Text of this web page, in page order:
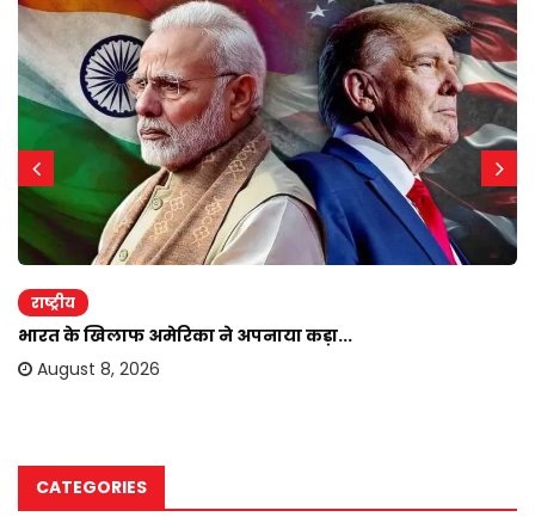
राष्ट्रीय
भारत के खिलाफ अमेरिका ने अपनाया कड़ा...
August 8, 2026
CATEGORIES